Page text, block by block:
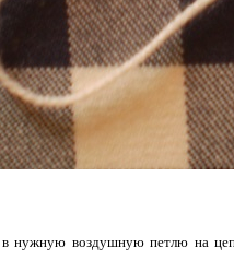
в нужную воздушную петлю на